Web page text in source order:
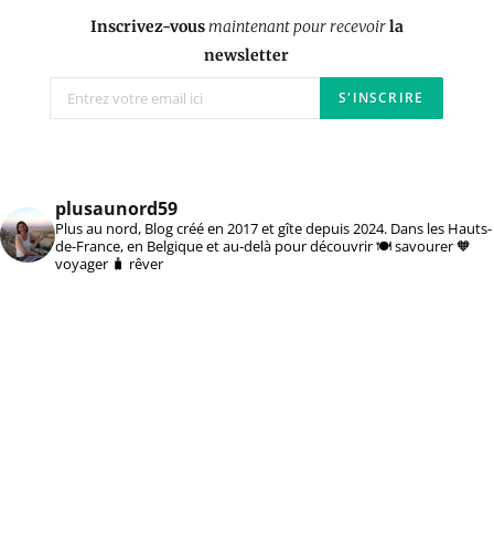
Inscrivez-vousmaintenant pour recevoirla
newsletter
plusaunord59
Plus au nord, Blog créé en 2017 et gîte depuis 2024. Dans les Hauts-
de-France, en Belgique et au-delà pour découvrir 🍽️ savourer 🧡
voyager 🧳 rêver